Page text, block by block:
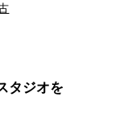
タジオを